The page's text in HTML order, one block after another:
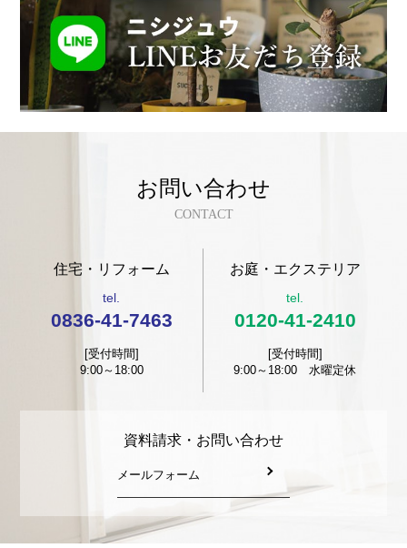
お問い合わせ
CONTACT
住宅・リフォーム
tel.
0836-41-7463
[受付時間]
9:00～18:00
お庭・エクステリア
tel.
0120-41-2410
[受付時間]
9:00～18:00 水曜定休
資料請求・お問い合わせ
メールフォーム